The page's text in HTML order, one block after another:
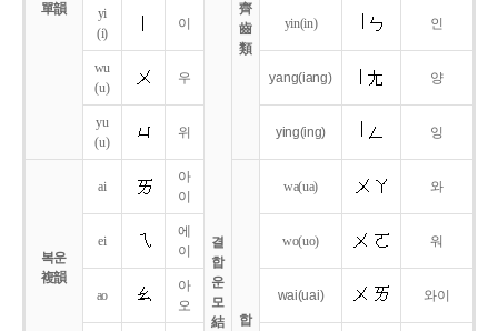
單韻
결
합
운
모
結
齊
齒
類
yi
(i)
이 yin(in) 인
wu
(u)
우 yang(iang) 양
yu
(u)
위 ying(ing) 잉
복운
複韻
ai
아
이
합
wa(ua) 와
ei
에
이
wo(uo) 워
ao
아
오
wai(uai) 와이